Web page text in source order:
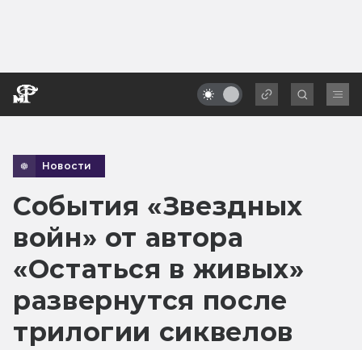
Новости
События «Звездных
войн» от автора
«Остаться в живых»
развернутся после
трилогии сиквелов